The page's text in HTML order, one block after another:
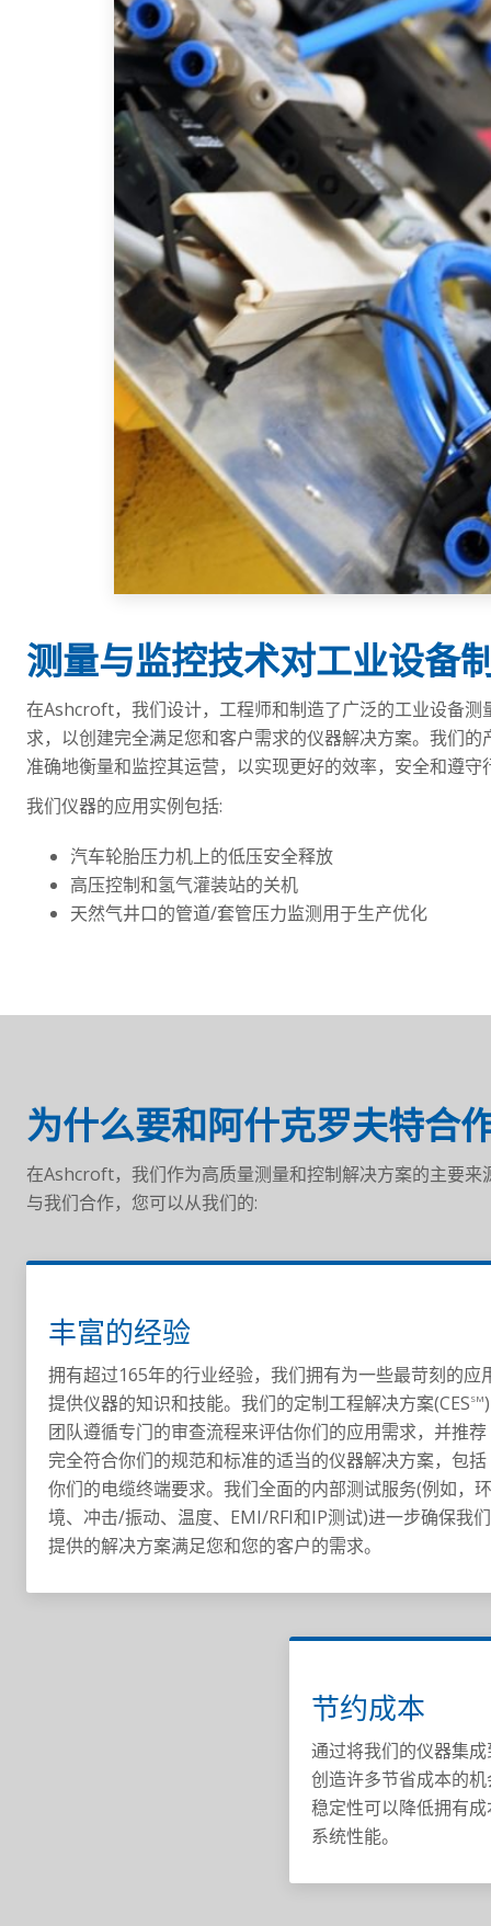
测量与监控技术对工业设备
在Ashcroft，我们设计，工程师和制造了广泛的工业设备
求，以创建完全满足您和客户需求的仪器解决方案。我们
准确地衡量和监控其运营，以实现更好的效率，安全和遵守
我们仪器的应用实例包括:
汽车轮胎压力机上的低压安全释放
高压控制和氢气灌装站的关机
天然气井口的管道/套管压力监测用于生产优化
为什么要和阿什克罗夫特合
在Ashcroft，我们作为高质量测量和控制解决方案的主要
与我们合作，您可以从我们的:
丰富的经验
拥有超过165年的行业经验，我们拥有为一些最苛刻的应
提供仪器的知识和技能。我们的定制工程解决方案(CESSM)
团队遵循专门的审查流程来评估你们的应用需求，并推荐
完全符合你们的规范和标准的适当的仪器解决方案，包括
你们的电缆终端要求。我们全面的内部测试服务(例如，
境、冲击/振动、温度、EMI/RFI和IP测试)进一步确保我们
提供的解决方案满足您和您的客户的需求。
节约成本
通过将我们的仪器集
创造许多节省成本的
稳定性可以降低拥有
系统性能。